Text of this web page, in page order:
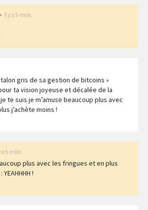
• Il y a 5 mois
gris de sa gestion de bitcoins »
ta vision joyeuse et décalée de la
te suis je m’amuse beaucoup plus avec
j’achète moins !
a 5 mois
plus avec les fringues et en plus
!